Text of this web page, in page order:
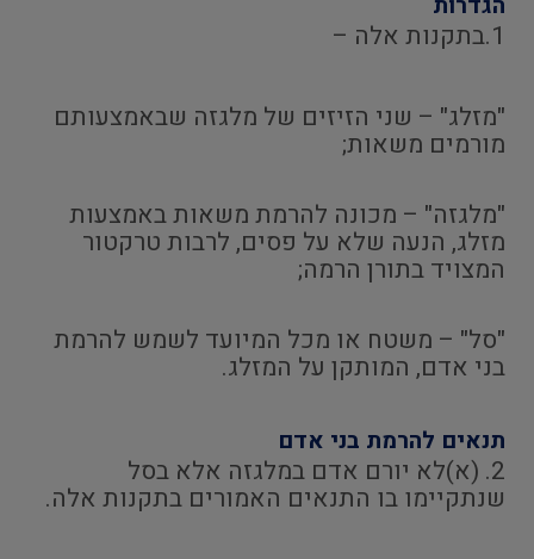
1.בתקנות אלה –
"מזלג" – שני הזיזים של מלגזה שבאמצעותם
מורמים משאות;
"מלגזה" – מכונה להרמת משאות באמצעות
מזלג, הנעה שלא על פסים, לרבות טרקטור
המצויד בתורן הרמה;
"סל" – משטח או מכל המיועד לשמש להרמת
בני אדם, המותקן על המזלג.
תנאים להרמת בני אדם
2. (א)לא יורם אדם במלגזה אלא בסל
שנתקיימו בו התנאים האמורים בתקנות אלה.